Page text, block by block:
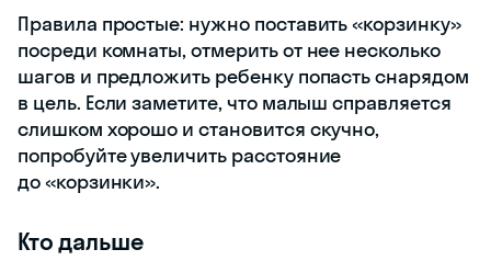
Правила простые: нужно поставить «корзинку»
посреди комнаты, отмерить от нее несколько
шагов и предложить ребенку попасть снарядом
в цель. Если заметите, что малыш справляется
слишком хорошо и становится скучно,
попробуйте увеличить расстояние
до «корзинки».
Кто дальше